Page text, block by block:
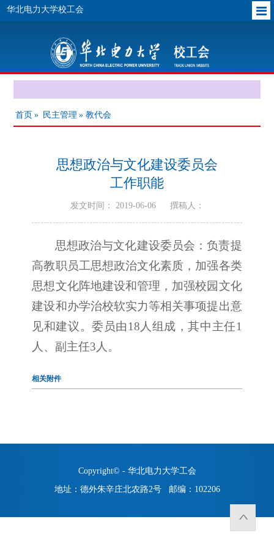
华北电力大学校工会
首页 » 民主管理 » 教代会
思想政治与文化建设委员会
工作职能
发文时间： 2019-06-06 撰稿人：
思想政治与文化建设委员会：负责提
高教职员工思想政治文化素质，加强各类
思想文化阵地建设和管理，加强校园文化
建设和办学治校软实力等相关事项提出意
见和建议。委员由18人组成，其中主任1
人、副主任3人。
相关附件
Copyright© - 华北电力大学工会
地址：德外朱辛庄北农路2号 邮编：102206